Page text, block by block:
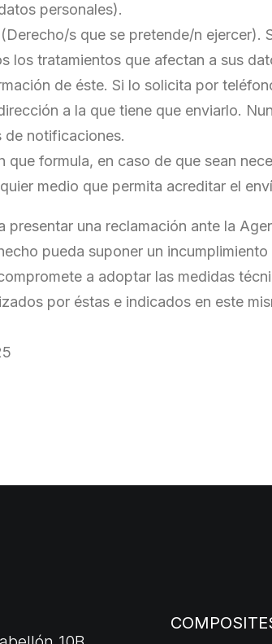
personales).
s que se pretende/n ejercer).
los tratamientos que afectan a sus
de éste. Si lo solicita por
a la que tiene que enviarlo.
de notificaciones.
formula, en caso de que sean
medio que permita acreditar el
presentar una reclamación ante la
pueda suponer un
a adoptar las medidas
por éstas e indicados en este